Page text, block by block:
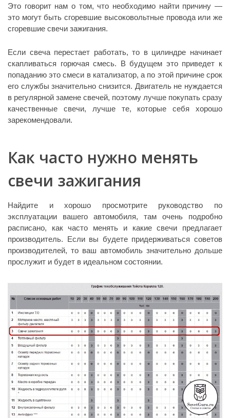
Это говорит нам о том, что необходимо найти причину —
это могут быть сгоревшие высоковольтные провода или же
сгоревшие свечи зажигания.
Если свеча перестает работать, то в цилиндре начинает
скапливаться горючая смесь. В будущем это приведет к
попаданию это смеси в катализатор, а по этой причине срок
его службы значительно снизится. Двигатель не нуждается
в регулярной замене свечей, поэтому лучше покупать сразу
качественные свечи, лучше те, которые себя хорошо
зарекомендовали.
Как часто нужно менять
свечи зажигания
Найдите и хорошо просмотрите руководство по
эксплуатации вашего автомобиля, там очень подробно
расписано, как часто менять и какие свечи предлагает
производитель. Если вы будете придерживаться советов
производителей, то ваш автомобиль значительно дольше
прослужит и будет в идеальном состоянии.